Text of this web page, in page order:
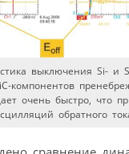
выключения Si- и
компонентов
очень быстро, что
обратного